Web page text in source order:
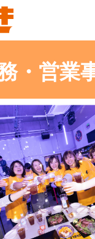
・営業